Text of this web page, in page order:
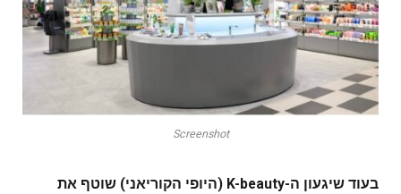
Screenshot
בעוד שיגעון ה-K-beauty (היופי הקוריאני) שוטף את